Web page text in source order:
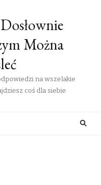
Można
na wszelakie
coś dla siebie